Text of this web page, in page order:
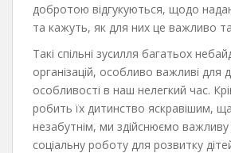
добротою відгукуються, щодо
та кажуть, як для них це важливо
Такі спільні зусилля багатьох
організацій, особливо важливі
особливості в наш нелегкий час.
робить їх дитинство яскравішим,
незабутнім, ми здійснюємо важливу
соціальну роботу для розвитку